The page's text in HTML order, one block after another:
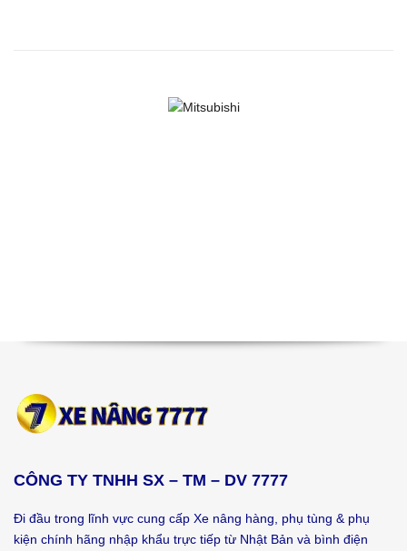
CÔNG TY TNHH SX – TM – DV 7777
Đi đầu trong lĩnh vực cung cấp Xe nâng hàng, phụ tùng & phụ
kiện chính hãng nhập khẩu trực tiếp từ Nhật Bản và bình điện